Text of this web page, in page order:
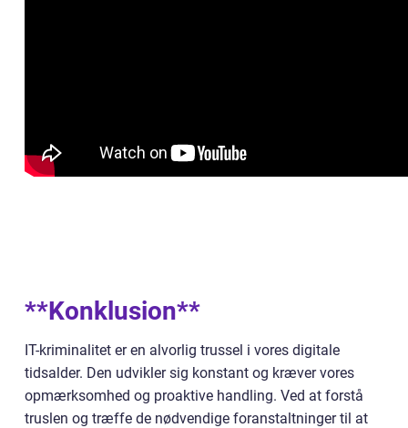
**Konklusion**
IT-kriminalitet er en alvorlig trussel i vores digitale
tidsalder. Den udvikler sig konstant og kræver vores
opmærksomhed og proaktive handling. Ved at forstå
truslen og træffe de nødvendige foranstaltninger til at